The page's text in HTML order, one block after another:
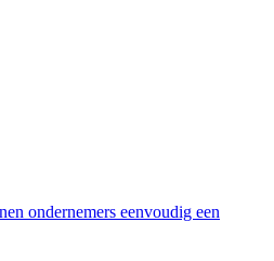
ondernemers eenvoudig een